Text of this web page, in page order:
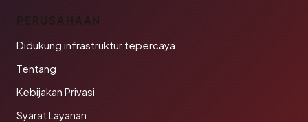
PERUSAHAAN
Didukung infrastruktur tepercaya
Tentang
Kebijakan Privasi
Syarat Layanan